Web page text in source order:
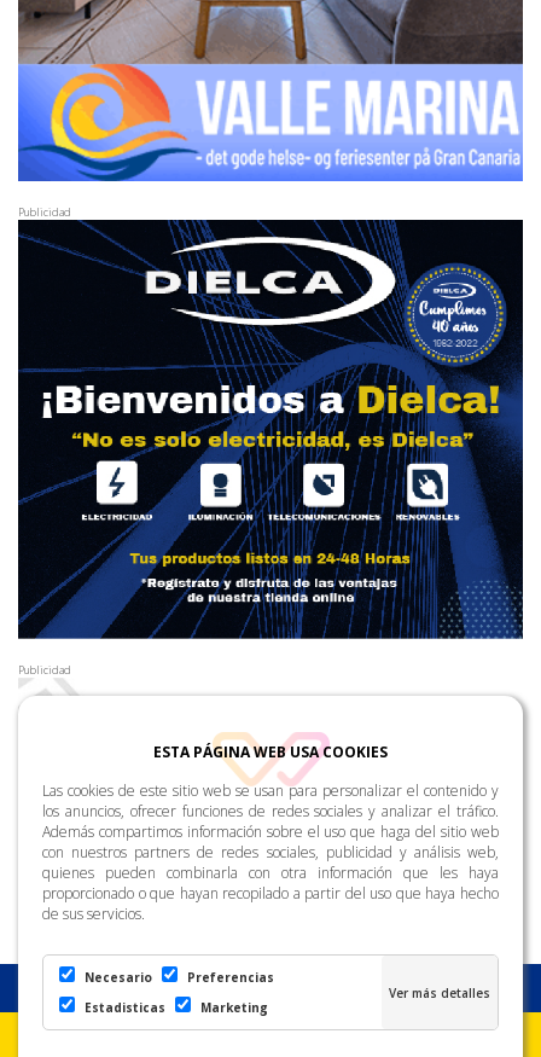
Publicidad
Publicidad
ESTA PÁGINA WEB USA COOKIES
Las cookies de este sitio web se usan para personalizar el contenido y
los anuncios, ofrecer funciones de redes sociales y analizar el tráfico.
Además compartimos información sobre el uso que haga del sitio web
con nuestros partners de redes sociales, publicidad y análisis web,
quienes pueden combinarla con otra información que les haya
proporcionado o que hayan recopilado a partir del uso que haya hecho
de sus servicios.
Necesario
Preferencias
Estadisticas
Marketing